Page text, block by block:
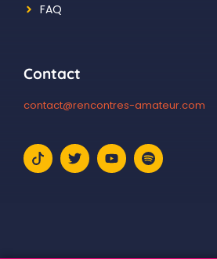
FAQ
Contact
contact@rencontres-amateur.com